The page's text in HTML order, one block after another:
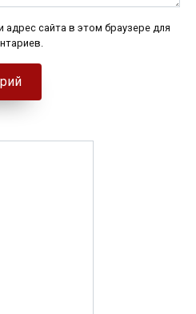
адрес сайта в этом браузере для